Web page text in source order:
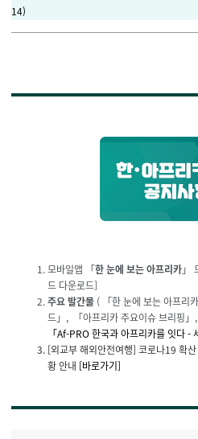
14)
모바일앱 「한 눈에 보는 아프리카」
드 다운로드]
주요 발간물( 「한 눈에 보는 아프리카
드」, 「아프리카 주요이슈 브리핑 」,
「Af-PRO 한국과 아프리카를 잇다 -
[외교부 해외안전여행] 코로나19 확
황 안내 [바로가기]